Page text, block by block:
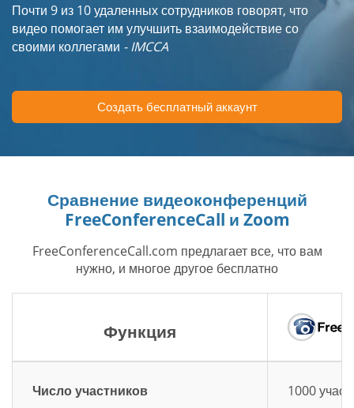
Почти 9 из 10 удаленных сотрудников говорят, что
видео помогает им улучшить взаимодействие со
своими коллегами - IMCCA
Создать бесплатный аккаунт
Сравнение видеоконференций
FreeConferenceCall и Zoom
FreeConferenceCall.com предлагает все, что вам
нужно, и многое другое бесплатно
Функция
Число участников 1000